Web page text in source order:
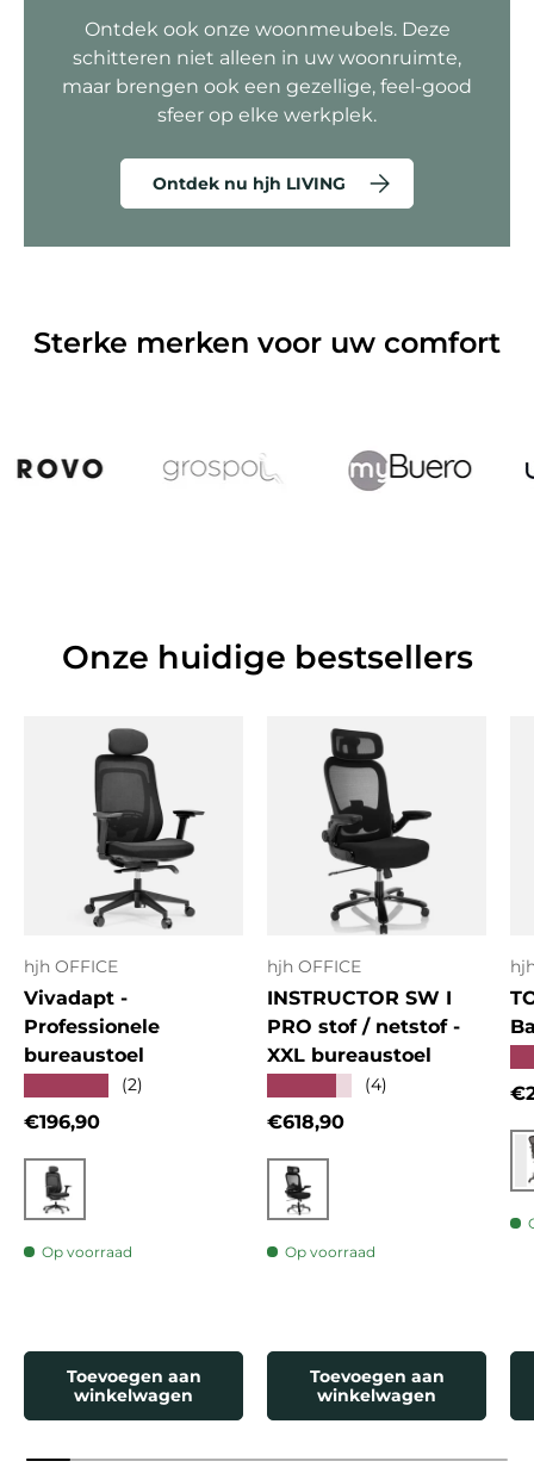
Ontdek ook onze woonmeubels. Deze
schitteren niet alleen in uw woonruimte,
maar brengen ook een gezellige, feel-good
sfeer op elke werkplek.
Ontdek nu hjh LIVING
Sterke merken voor uw comfort
Onze huidige bestsellers
hjh OFFICE
Vivadapt -
Professionele
bureaustoel
(2)
Reguliere prijs
€196,90
Zwart
Op voorraad
Toevoegen aan
winkelwagen
hjh OFFICE
INSTRUCTOR SW I
PRO stof / netstof -
XXL bureaustoel
(4)
Reguliere prijs
€618,90
Zwart
Op voorraad
Toevoegen aan
winkelwagen